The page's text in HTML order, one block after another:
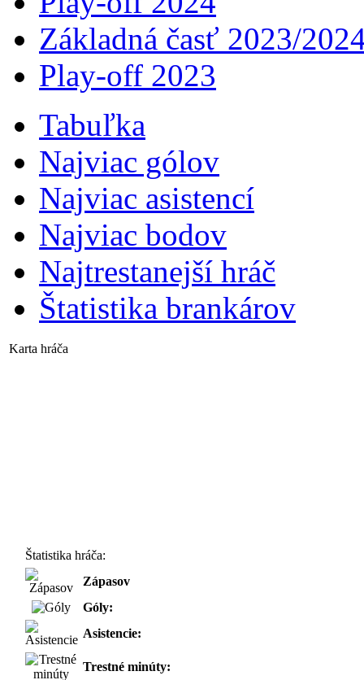
Základná časť 2023/
Play-off 2023
Tabuľka
Najviac gólov
Najviac asistencí­
Najviac bodov
Najtrestanejší hráč
Štatistika brankárov
Karta hráča
Štatistika hráča:
Zápasov
Góly:
Asistencie:
Trestné minúty: